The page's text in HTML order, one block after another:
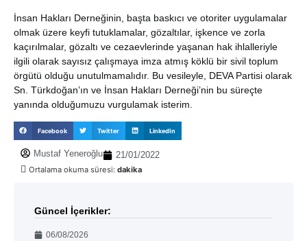
İnsan Hakları Derneğinin, başta baskıcı ve otoriter uygulamalar
olmak üzere keyfi tutuklamalar, gözaltılar, işkence ve zorla
kaçırılmalar, gözaltı ve cezaevlerinde yaşanan hak ihlalleriyle
ilgili olarak sayısız çalışmaya imza atmış köklü bir sivil toplum
örgütü olduğu unutulmamalıdır. Bu vesileyle, DEVA Partisi olarak
Sn. Türkdoğan’ın ve İnsan Hakları Derneği’nin bu süreçte
yanında olduğumuzu vurgulamak isterim.
Facebook Twitter LinkedIn
Mustaf Yeneroğlu 21/01/2022
Ortalama okuma süresi: dakika
Güncel İçerikler:
06/08/2026